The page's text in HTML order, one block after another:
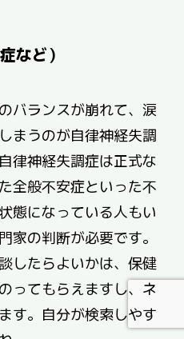
など）
バランスが崩れて、涙
まうのが自律神経失調
律神経失調症は正式な
全般不安症といった不
態になっている人もい
家の判断が必要です。
したらよいかは、保健
ってもらえますし、ネ
す。自分が検索しやす